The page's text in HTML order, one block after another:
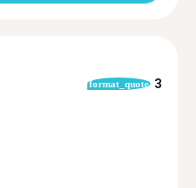
format_quote 3